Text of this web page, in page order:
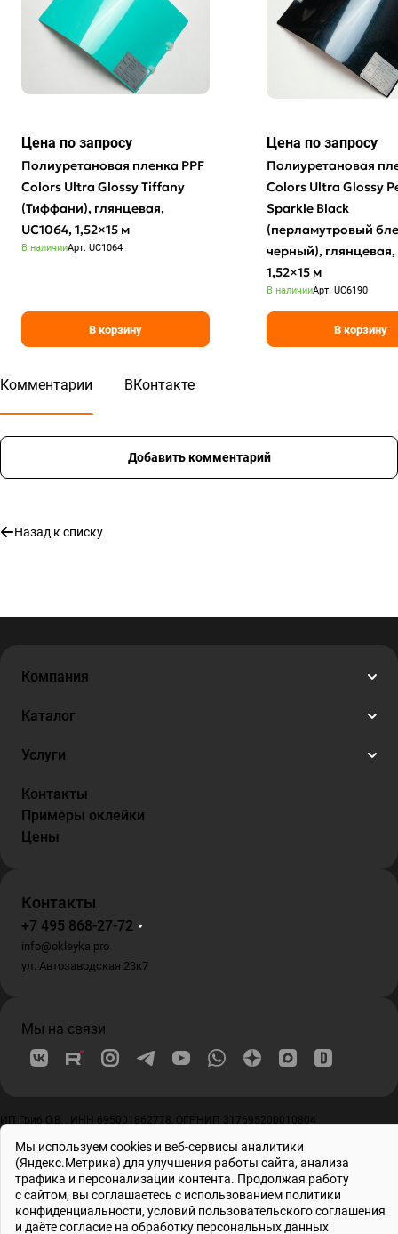
Цена по запросу
Полиуретановая пленка PPF
Colors Ultra Glossy Tiffany
(Тиффани), глянцевая,
UC1064, 1,52×15 м
В наличииАрт. UC1064
В корзину
Цена по запросу
Полиуретановая
Colors Ultra Glossy
Sparkle Black
(перламутровый
черный), глянцевая,
1,52×15 м
В наличииАрт. UC6190
В корзину
Комментарии ВКонтакте
Добавить комментарий
Назад к списку
Компания
Каталог
Услуги
Контакты
Примеры оклейки
Цены
Контакты
+7 495 868-27-72
info@okleyka.pro
ул. Автозаводская 23к7
Мы на связи
ИП Гриб О.В. , ИНН 695001862778, ОГРНИП 317695200010804
Мы используем cookies и веб-сервисы аналитики
(Яндекс.Метрика) для улучшения работы сайта, анализа
трафика и персонализации контента. Продолжая работу
с сайтом, вы соглашаетесь с использованием политики
конфиденциальности, условий пользовательского соглашения
и даётесогласие на обработку персональных данных